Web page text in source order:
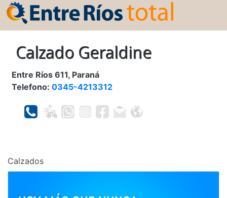
Calzado Geraldine
Entre Ríos 611, Paraná
Telefono: 0345-4213312
Calzados